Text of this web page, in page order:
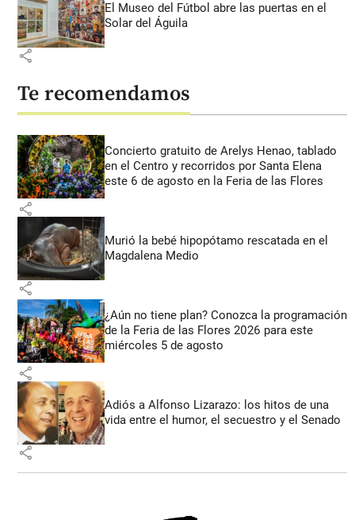
El Museo del Fútbol abre las puertas en el
Solar del Águila
share
Te recomendamos
Concierto gratuito de Arelys Henao, tablado
en el Centro y recorridos por Santa Elena
este 6 de agosto en la Feria de las Flores
share
Murió la bebé hipopótamo rescatada en el
Magdalena Medio
share
¿Aún no tiene plan? Conozca la programación
de la Feria de las Flores 2026 para este
miércoles 5 de agosto
share
Adiós a Alfonso Lizarazo: los hitos de una
vida entre el humor, el secuestro y el Senado
share